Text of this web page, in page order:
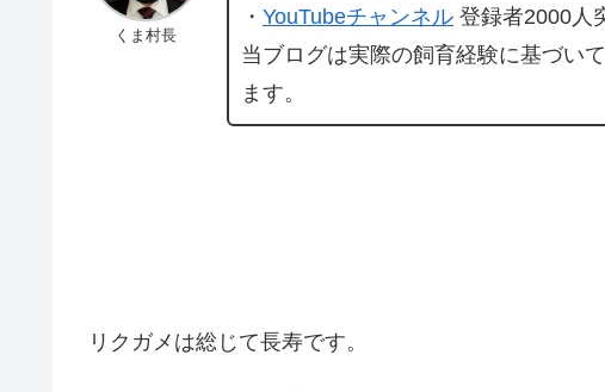
くま村長
・ YouTubeチャンネル 登録者2000人
当ブログは実際の飼育経験に基づい
ます。
リクガメは総じて長寿です。